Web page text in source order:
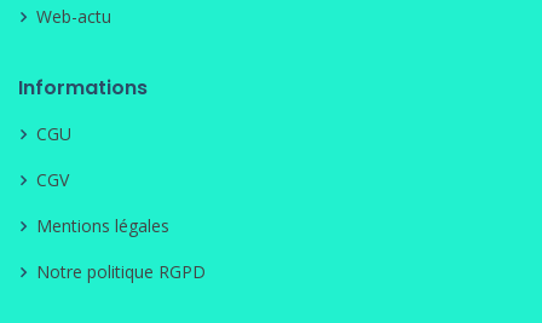
Web-actu
Informations
CGU
CGV
Mentions légales
Notre politique RGPD